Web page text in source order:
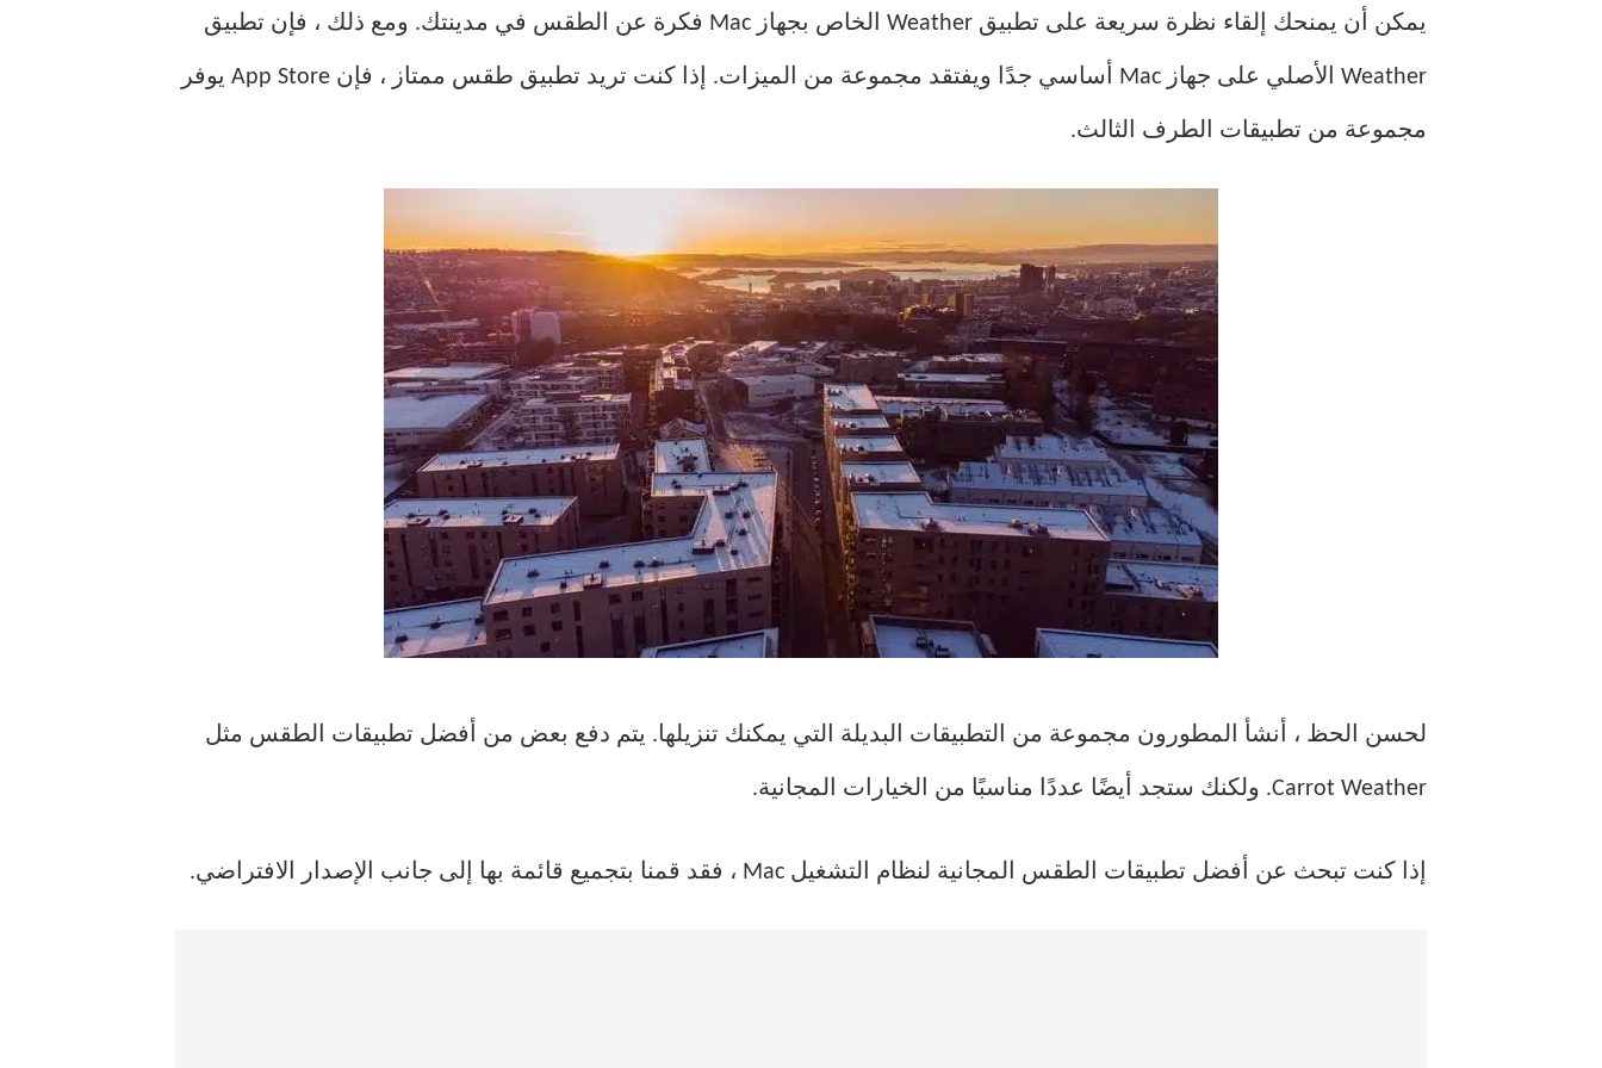
يمكن أن يمنحك إلقاء نظرة سريعة على تطبيق Weather الخاص بجهاز Mac فكرة عن الطقس في مدينتك. ومع ذلك ، فإن تطبيق
Weather الأصلي على جهاز Mac أساسي جدًا ويفتقد مجموعة من الميزات. إذا كنت تريد تطبيق طقس ممتاز ، فإن App Store يوفر
مجموعة من تطبيقات الطرف الثالث.
لحسن الحظ ، أنشأ المطورون مجموعة من التطبيقات البديلة التي يمكنك تنزيلها. يتم دفع بعض من أفضل تطبيقات الطقس مثل
Carrot Weather. ولكنك ستجد أيضًا عددًا مناسبًا من الخيارات المجانية.
إذا كنت تبحث عن أفضل تطبيقات الطقس المجانية لنظام التشغيل Mac ، فقد قمنا بتجميع قائمة بها إلى جانب الإصدار الافتراضي.